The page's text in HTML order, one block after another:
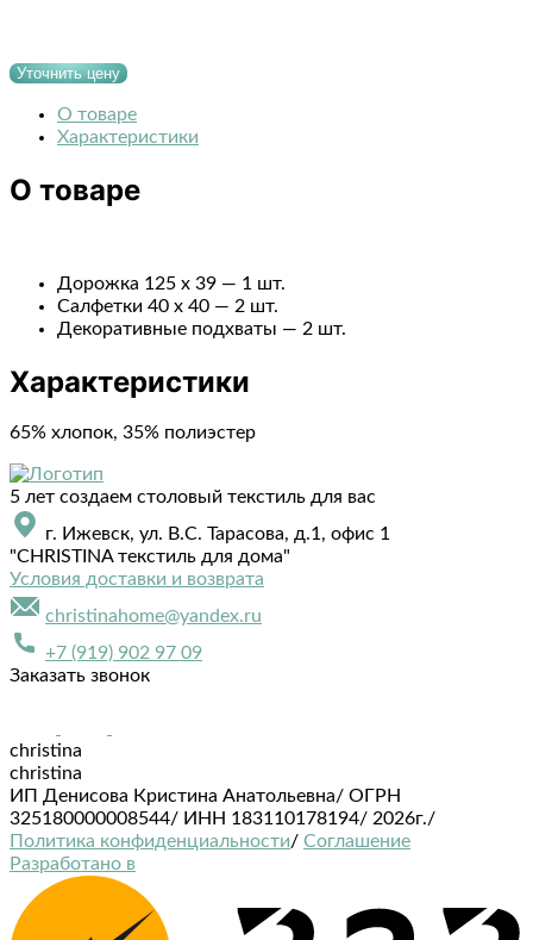
Уточнить цену
О товаре
Характеристики
О товаре
Дорожка 125 х 39 — 1 шт.
Салфетки 40 х 40 — 2 шт.
Декоративные подхваты — 2 шт.
Характеристики
65% хлопок, 35% полиэстер
5 лет создаем столовый текстиль для вас
г. Ижевск, ул. В.С. Тарасова, д.1, офис 1
"CHRISTINA текстиль для дома"
Условия доставки и возврата
christinahome@yandex.ru
+7 (919) 902 97 09
Заказать звонок
christina
christina
ИП Денисова Кристина Анатольевна/ ОГРН
325180000008544/ ИНН 183110178194/ 2026г./
Политика конфиденциальности/ Соглашение
Разработано в